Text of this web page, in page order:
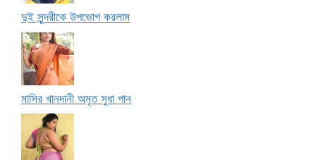
দুই সুন্দরীকে উপভোগ করলাম
মাসির খানদানী অমৃত সুধা পান